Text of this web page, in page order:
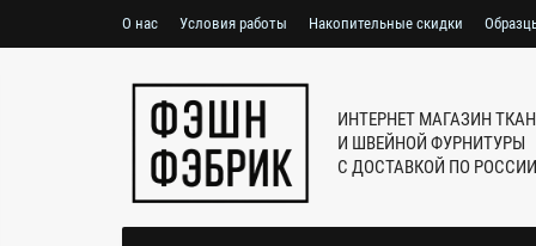
О нас Условия работы Накопительные скидки
ИНТЕРНЕТ МАГАЗИН
И ШВЕЙНОЙ ФУРНИТУРЫ
С ДОСТАВКОЙ ПО РОССИИ